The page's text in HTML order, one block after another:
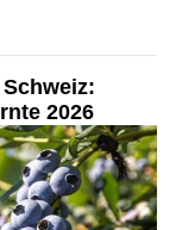
2026